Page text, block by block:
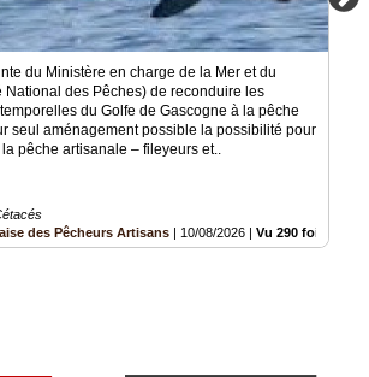
du Ministère en charge de la Mer et du
National des Pêches) de reconduire les
du Golfe de Gascogne à la pêche
seul aménagement possible la possibilité pour
pêche artisanale – fileyeurs et..
des Pêcheurs Artisans
10/08/2026 Vu 290 fois